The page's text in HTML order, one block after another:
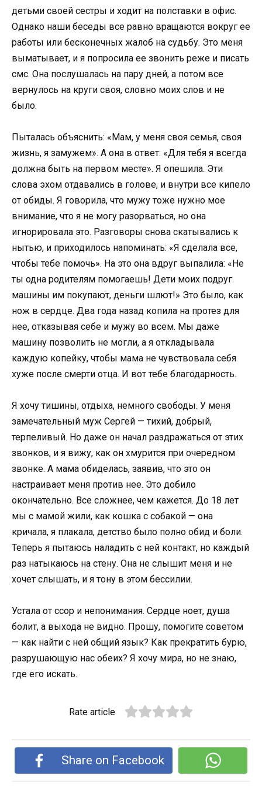
детьми своей сестры и ходит на полставки в офис.
Однако наши беседы все равно вращаются вокруг ее
работы или бесконечных жалоб на судьбу. Это меня
выматывает, и я попросила ее звонить реже и писать
смс. Она послушалась на пару дней, а потом все
вернулось на круги своя, словно моих слов и не
было.
Пыталась объяснить: «Мам, у меня своя семья, своя
жизнь, я замужем». А она в ответ: «Для тебя я всегда
должна быть на первом месте». Я опешила. Эти
слова эхом отдавались в голове, и внутри все кипело
от обиды. Я говорила, что мужу тоже нужно мое
внимание, что я не могу разорваться, но она
игнорировала это. Разговоры снова скатывались к
нытью, и приходилось напоминать: «Я сделала все,
чтобы тебе помочь». На это она вдруг выпалила: «Не
ты одна родителям помогаешь! Дети моих подруг
машины им покупают, деньги шлют!» Это было, как
нож в сердце. Два года назад копила на протез для
нее, отказывая себе и мужу во всем. Мы даже
машину позволить не могли, а я откладывала
каждую копейку, чтобы мама не чувствовала себя
хуже после смерти отца. И вот тебе благодарность.
Я хочу тишины, отдыха, немного свободы. У меня
замечательный муж Сергей — тихий, добрый,
терпеливый. Но даже он начал раздражаться от этих
звонков, и я вижу, как он хмурится при очередном
звонке. А мама обиделась, заявив, что это он
настраивает меня против нее. Это добило
окончательно. Все сложнее, чем кажется. До 18 лет
мы с мамой жили, как кошка с собакой — она
кричала, я плакала, детство было полно обид и боли.
Теперь я пытаюсь наладить с ней контакт, но каждый
раз натыкаюсь на стену. Она не слышит меня и не
хочет слышать, и я тону в этом бессилии.
Устала от ссор и непонимания. Сердце ноет, душа
болит, а выхода не видно. Прошу, помогите советом
— как найти с ней общий язык? Как прекратить бурю,
разрушающую нас обеих? Я хочу мира, но не знаю,
где его искать.
Rate article
Share on Facebook